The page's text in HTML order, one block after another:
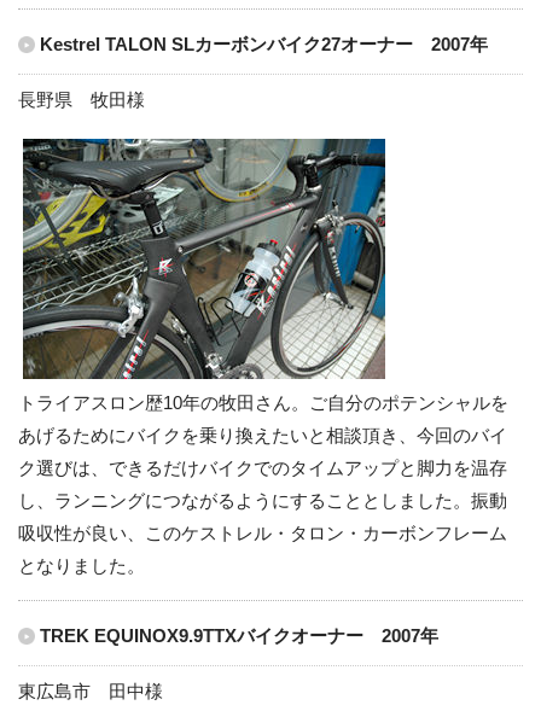
Kestrel TALON SLカーボンバイク27オーナー 2007年
長野県 牧田様
トライアスロン歴10年の牧田さん。ご自分のポテンシャルを
あげるためにバイクを乗り換えたいと相談頂き、今回のバイ
ク選びは、できるだけバイクでのタイムアップと脚力を温存
し、ランニングにつながるようにすることとしました。振動
吸収性が良い、このケストレル・タロン・カーボンフレーム
となりました。
TREK EQUINOX9.9TTXバイクオーナー 2007年
東広島市 田中様